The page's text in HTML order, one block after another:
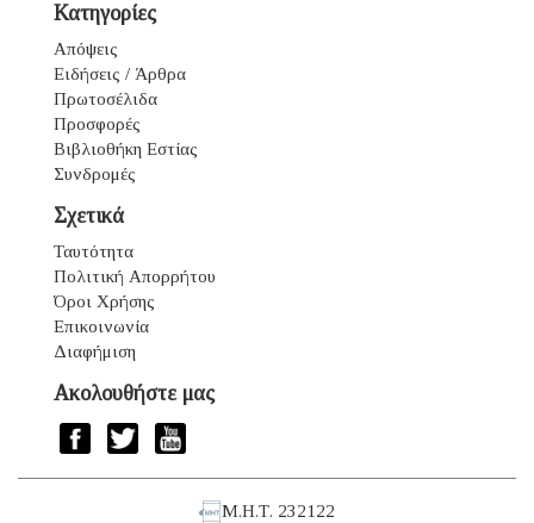
Κατηγορίες
Απόψεις
Ειδήσεις / Άρθρα
Πρωτοσέλιδα
Προσφορές
Βιβλιοθήκη Εστίας
Συνδρομές
Σχετικά
Ταυτότητα
Πολιτική Απορρήτου
Όροι Χρήσης
Επικοινωνία
Διαφήμιση
Ακολουθήστε μας
Μ.Η.Τ. 232122